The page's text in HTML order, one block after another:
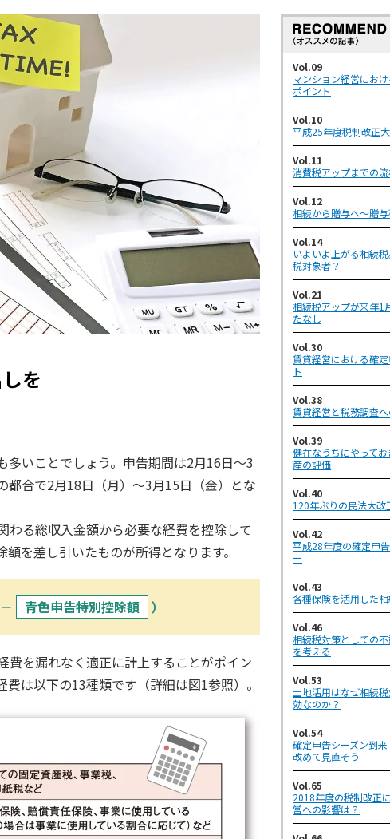
を
いことでしょう。申告期間は2月16日〜3
合で2月18日（月）〜3月15日（金）とな
る総収入金額から必要な経費を控除して
を差し引いたものが所得となります。
青色申告特別控除額 ）
費を漏れなく適正に計上することがポイン
は以下の13種類です（詳細は図1参照）。
Vol.09
マンション経営にお
ポイント
Vol.10
平成25年度税制改正
Vol.11
消費税アップまでの
Vol.12
相続から贈与へ～贈
Vol.14
いよいよ上がる相続
税対象者？
Vol.21
相続税アップが来年1
たなし
Vol.30
賃貸経営における確
ト
Vol.38
賃貸経営と税務調査へ
Vol.39
健在なうちにやって
産の評価
Vol.40
120年ぶりの民法大改
Vol.42
平成28年度の確定申
ー
Vol.43
各種保険を活用した
Vol.46
相続税対策としての
を考える
Vol.53
土地活用はなぜ相続
効なのか？
Vol.54
確定申告シーズン到
改めて見直そう
Vol.65
2018年度の税制改正
営への影響は？